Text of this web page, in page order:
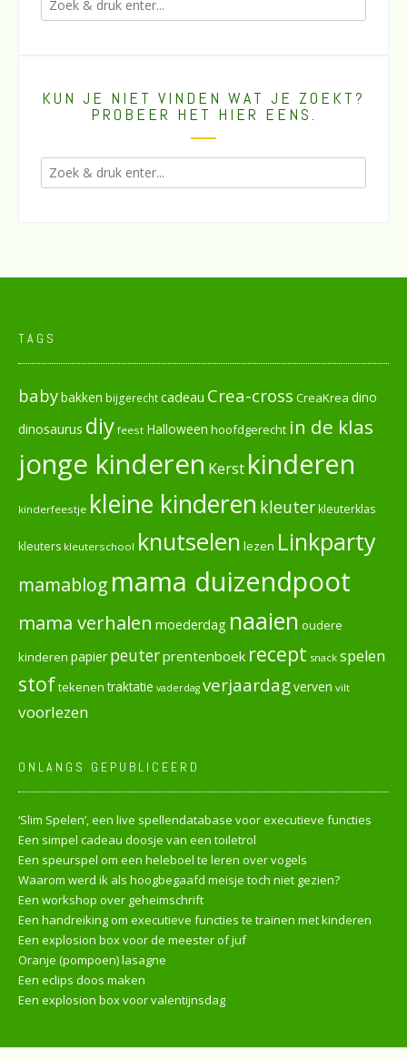
KUN JE NIET VINDEN WAT JE ZOEKT?
PROBEER HET HIER EENS.
TAGS
babybakken bijgerechtcadeau Crea-cross CreaKrea dino
dinosaurus diy feest Halloween hoofdgerecht in de klas
jonge kinderen Kerst kinderen
kinderfeestje kleine kinderen kleuterkleuterklas
kleuters kleuterschool knutselen lezen Linkparty
mamablog mama duizendpoot
mama verhalen moederdag naaien oudere
kinderen papier peuterprentenboek recept snack spelen
stoftekenen traktatie vaderdag verjaardagverven vilt
voorlezen
ONLANGS GEPUBLICEERD
‘Slim Spelen’, een live spellendatabase voor executieve functies
Een simpel cadeau doosje van een toiletrol
Een speurspel om een heleboel te leren over vogels
Waarom werd ik als hoogbegaafd meisje toch niet gezien?
Een workshop over geheimschrift
Een handreiking om executieve functies te trainen met kinderen
Een explosion box voor de meester of juf
Oranje (pompoen) lasagne
Een eclips doos maken
Een explosion box voor valentijnsdag